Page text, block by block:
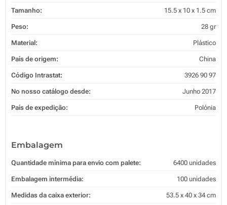
Tamanho: 15.5 x 10 x 1.5 cm
Peso: 28 gr
Material: Plástico
País de origem: China
Código Intrastat: 3926 90 97
No nosso catálogo desde: Junho 2017
País de expedição: Polónia
Embalagem
Quantidade mínima para envio com palete: 6400 unidades
Embalagem intermédia: 100 unidades
Medidas da caixa exterior: 53.5 x 40 x 34 cm